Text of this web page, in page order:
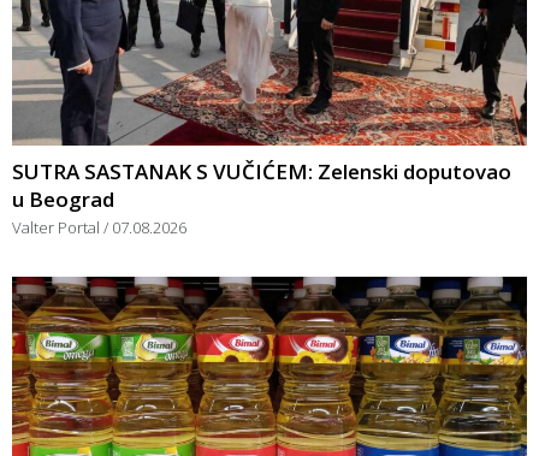
SUTRA SASTANAK S VUČIĆEM: Zelenski doputovao
u Beograd
Valter Portal 07.08.2026